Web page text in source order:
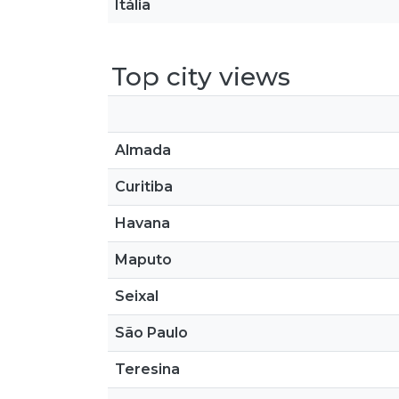
Itália
Top city views
Almada
Curitiba
Havana
Maputo
Seixal
São Paulo
Teresina